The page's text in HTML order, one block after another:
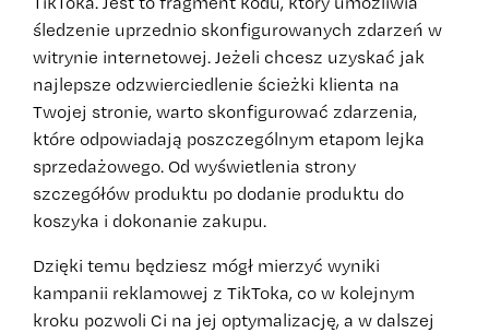
śledzenie uprzednio skonfigurowanych zdarzeń w
witrynie internetowej. Jeżeli chcesz uzyskać jak
najlepsze odzwierciedlenie ścieżki klienta na
Twojej stronie, warto skonfigurować zdarzenia,
które odpowiadają poszczególnym etapom lejka
sprzedażowego. Od wyświetlenia strony
szczegółów produktu po dodanie produktu do
koszyka i dokonanie zakupu.
Dzięki temu będziesz mógł mierzyć wyniki
kampanii reklamowej z TikToka, co w kolejnym
kroku pozwoli Ci na jej optymalizację, a w dalszej